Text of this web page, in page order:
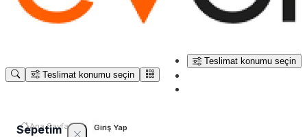
Teslimat konumu seçin
Teslimat konumu seçin
Sepetim
Ana Sayfa Giriş Yap